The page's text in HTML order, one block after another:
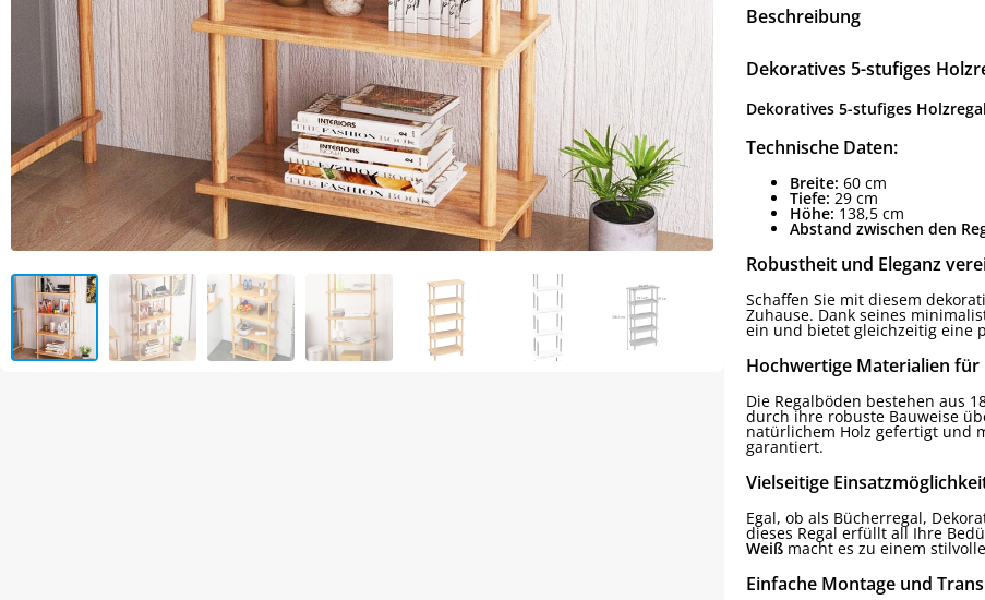
2
Beschreibung
Dekoratives 5-stufiges
Dekoratives 5-stufiges
Technische Daten:
Breite: 60 cm
Tiefe: 29 cm
Höhe: 138,5 cm
Abstand zwischen den
Robustheit und Eleganz
Schaffen Sie mit diesem
Zuhause. Dank seines
ein und bietet gleichzeitig eine
Hochwertige Materialien für
Die Regalböden bestehen aus
durch ihre robuste Bauweise
natürlichem Holz gefertigt und
garantiert.
Vielseitige
Egal, ob als Bücherregal,
dieses Regal erfüllt all Ihre
Weiß macht es zu einem
Einfache Montage und